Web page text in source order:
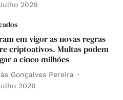
2026
em vigor as novas regras
criptoativos. Multas podem
a cinco milhões
Gonçalves Pereira
2026